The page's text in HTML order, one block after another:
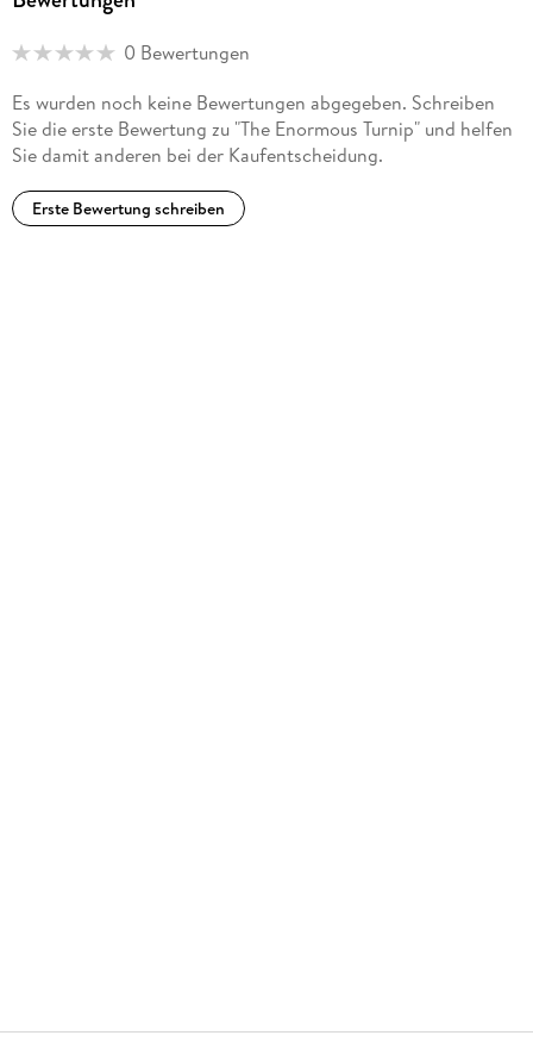
0 Bewertungen
Es wurden noch keine Bewertungen abgegeben. Schreiben
Sie die erste Bewertung zu "The Enormous Turnip" und helfen
Sie damit anderen bei der Kaufentscheidung.
Erste Bewertung schreiben